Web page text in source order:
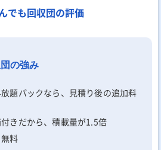
でも回収団の評価
の強み
題パックなら、見積り後の追加料
付きだから、積載量が1.5倍
料